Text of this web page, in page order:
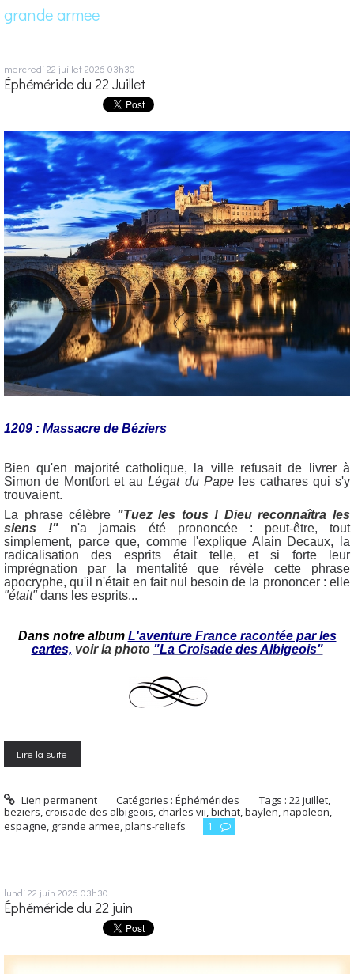
grande armee
mercredi 22 juillet 2026 03h30
Éphéméride du 22 Juillet
1209 : Massacre de Béziers
Bien qu'en majorité catholique, la ville refusait de livrer à
Simon de Montfort et auLégat du Papeles cathares qui s'y
trouvaient.
La phrase célèbre "Tuez les tous ! Dieu reconnaîtra les
siens !" n'a jamais été prononcée : peut-être, tout
simplement, parce que, comme l'explique Alain Decaux, la
radicalisation des esprits était telle, et si forte leur
imprégnation par la mentalité que révèle cette phrase
apocryphe, qu'il n'était en fait nul besoin de la prononcer : elle
"était"dans les esprits...
Dans notre album L'aventure France racontée par les
cartes, voir la photo "La Croisade des Albigeois"
Lire la suite
Lien permanent Catégories :Éphémérides Tags :22 juillet,
beziers,croisade des albigeois,charles vii,bichat,baylen,napoleon,
espagne, grande armee,plans-reliefs 1
lundi 22 juin 2026 03h30
Éphéméride du 22 juin